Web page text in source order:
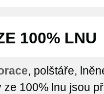
100% LNU
, polštáře,
100% lnu jsou